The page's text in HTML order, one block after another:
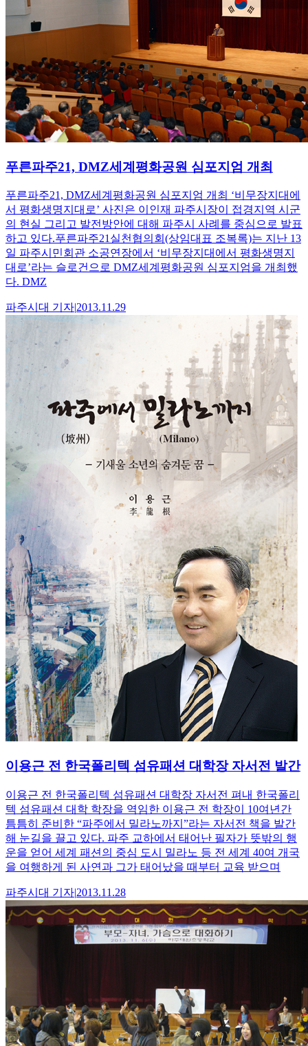
푸른파주21, DMZ세계평화공원 심포지엄 개최
푸른파주21, DMZ세계평화공원 심포지엄 개최 ‘비무장지대에
서 평화생명지대로’ 사진은 이인재 파주시장이 접경지역 시군
의 현실 그리고 발전방안에 대해 파주시 사례를 중심으로 발표
하고 있다.푸른파주21실천협의회(상임대표 조복록)는 지난 13
일 파주시민회관 소공연장에서 ‘비무장지대에서 평화생명지
대로’라는 슬로건으로 DMZ세계평화공원 심포지엄을 개최했
다. DMZ
파주시대 기자|2013.11.29
이용근 전 한국폴리텍 섬유패션 대학장 자서전 발간
이용근 전 한국폴리텍 섬유패션 대학장 자서전 펴내 한국폴리
텍 섬유패션 대학 학장을 역임한 이용근 전 학장이 10여년간
틈틈히 준비한 “파주에서 밀라노까지”라는 자서전 책을 발간
해 눈길을 끌고 있다. 파주 교하에서 태어난 필자가 뜻밖의 행
운을 얻어 세계 패션의 중심 도시 밀라노 등 전 세계 40여 개국
을 여행하게 된 사연과 그가 태어났을 때부터 교육 받으며
파주시대 기자|2013.11.28